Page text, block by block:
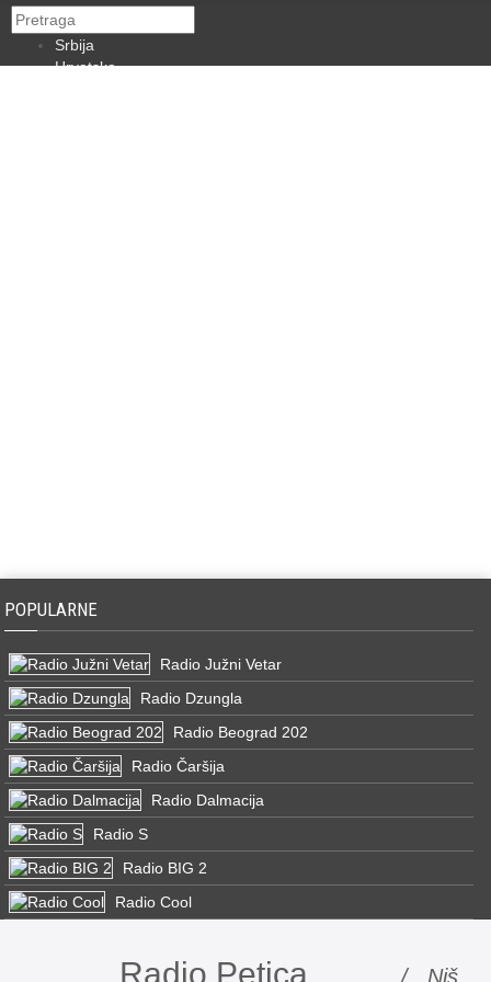
Srbija
Hrvatska
POPULARNE
Radio Južni Vetar
Radio Dzungla
Radio Beograd 202
Radio Čaršija
Radio Dalmacija
Radio S
Radio BIG 2
Radio Cool
Radio Petica / Niš